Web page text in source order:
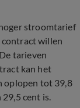
stroomtarief
contract willen
tarieven
kan het
oplopen tot 39,8
cent is.